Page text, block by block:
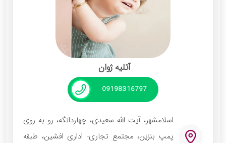
های مثبت بی سان است.
آتلیه ژوان
09198316797
اسلامشهر، آیت الله سعیدی، چهاردانگه، رو به روی
پمپ بنزین، مجتمع تجاری- اداری افشین، طبقه